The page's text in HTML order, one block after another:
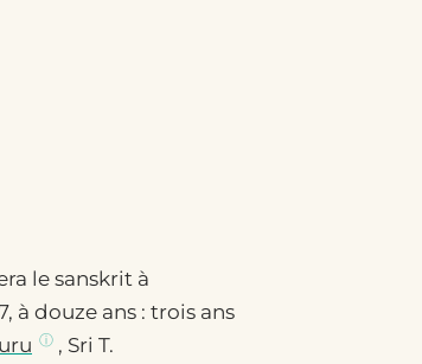
le sanskrit à
à douze ans : trois ans
, Sri T.